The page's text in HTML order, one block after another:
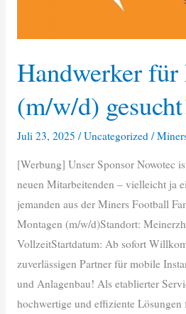
Handwerker für
(m/w/d)
Juli 23, 2025 /Uncategorized /
[Werbung] Unser Sponsor Nowotec
neuen Mitarbeitenden – vielleicht ja
jemanden aus der Miners Football
Montagen (m/w/d)Standort:
VollzeitStartdatum: Ab sofort
zuverlässigen Partner für mobile
und Anlagenbau! Als etablierter
hochwertige und effiziente Lösungen